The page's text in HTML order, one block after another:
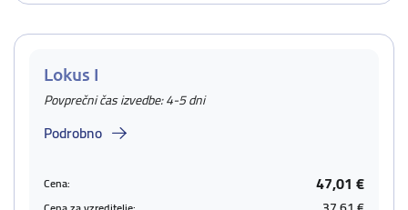
Lokus I
Povprečni čas izvedbe: 4-5 dni
Podrobno
Cena: 47,01 €